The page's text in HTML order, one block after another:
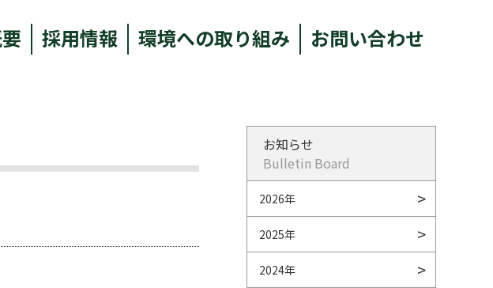
採用情報 環境への取り組み お問い合わせ
お知らせ
Bulletin Board
2026年
2025年
2024年